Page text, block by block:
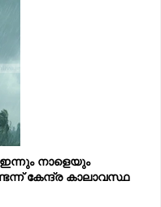
ഇന്നും നാളെയും
കേന്ദ്ര കാലാവസ്ഥ